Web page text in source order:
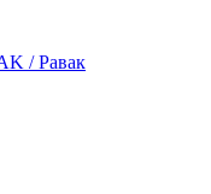
/ Равак